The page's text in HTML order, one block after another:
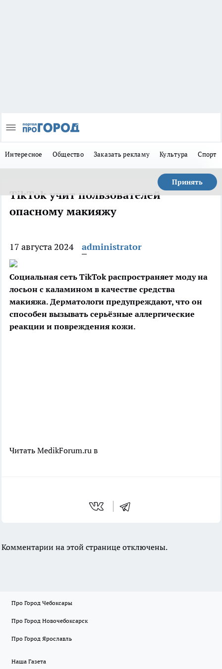
Интересное Общество Заказать рекламу Культура Спорт
Принять
TikTok учит пользователей
опасному макияжу
17 августа 2024 administrator
Социальная сеть TikTok распространяет моду на
лосьон с каламином в качестве средства
макияжа. Дерматологи предупреждают, что он
способен вызывать серьёзные аллергические
реакции и повреждения кожи.
Читать MedikForum.ru в
Комментарии на этой странице отключены.
Про Город Чебоксары
Про Город Новочебоксарск
Про Город Ярославль
Наша Газета